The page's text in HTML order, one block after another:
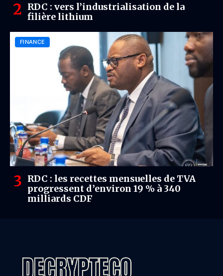
RDC : vers l’industrialisation de la
filière lithium
FINANCE
RDC : les recettes mensuelles de TVA
progressent d’environ 19 % à 340
milliards CDF